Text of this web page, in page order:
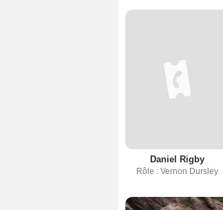
Daniel Rigby
Rôle : Vernon Dursley